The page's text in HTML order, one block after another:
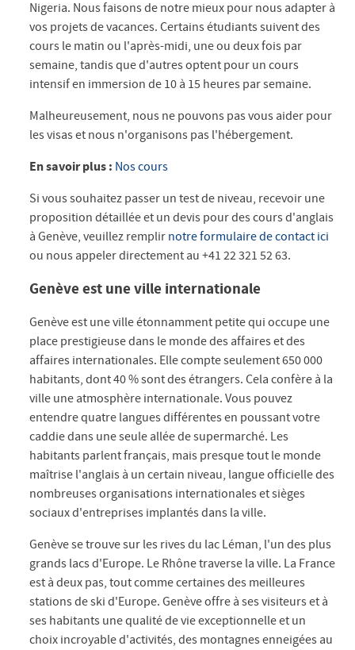
Nigeria. Nous faisons de notre mieux pour nous adapter à
vos projets de vacances. Certains étudiants suivent des
cours le matin ou l'après-midi, une ou deux fois par
semaine, tandis que d'autres optent pour un cours
intensif en immersion de 10 à 15 heures par semaine.
Malheureusement, nous ne pouvons pas vous aider pour
les visas et nous n'organisons pas l'hébergement.
En savoir plus : Nos cours
Si vous souhaitez passer un test de niveau, recevoir une
proposition détaillée et un devis pour des cours d'anglais
à Genève, veuillez remplir notre formulaire de contact ici
ou nous appeler directement au +41 22 321 52 63.
Genève est une ville internationale
Genève est une ville étonnamment petite qui occupe une
place prestigieuse dans le monde des affaires et des
affaires internationales. Elle compte seulement 650 000
habitants, dont 40 % sont des étrangers. Cela confère à la
ville une atmosphère internationale. Vous pouvez
entendre quatre langues différentes en poussant votre
caddie dans une seule allée de supermarché. Les
habitants parlent français, mais presque tout le monde
maîtrise l'anglais à un certain niveau, langue officielle des
nombreuses organisations internationales et sièges
sociaux d'entreprises implantés dans la ville.
Genève se trouve sur les rives du lac Léman, l'un des plus
grands lacs d'Europe. Le Rhône traverse la ville. La France
est à deux pas, tout comme certaines des meilleures
stations de ski d'Europe. Genève offre à ses visiteurs et à
ses habitants une qualité de vie exceptionnelle et un
choix incroyable d'activités, des montagnes enneigées au